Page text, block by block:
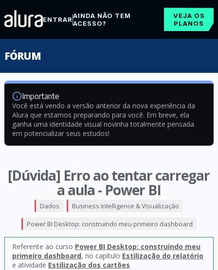
ENTRARAINDA NÃO TEM
ACESSO?
VEJA OS
PLANOS
FÓRUM
Importante
Você está vendo a versão anterior da nova experiência da
Alura que estamos preparando para você. Em breve, ela
ganha uma identidade visual novinha totalmente pensada
em potencializar seus estudos!
[Dúvida] Erro ao tentar carregar
a aula - Power BI
Dados Business Intelligence & Visualização
Power BI Desktop: construindo meu primeiro dashboard
Referente ao curso Power BI Desktop: construindo meu
primeiro dashboard, no capítulo Estilização do relatório
e atividade Estilização dos cartões